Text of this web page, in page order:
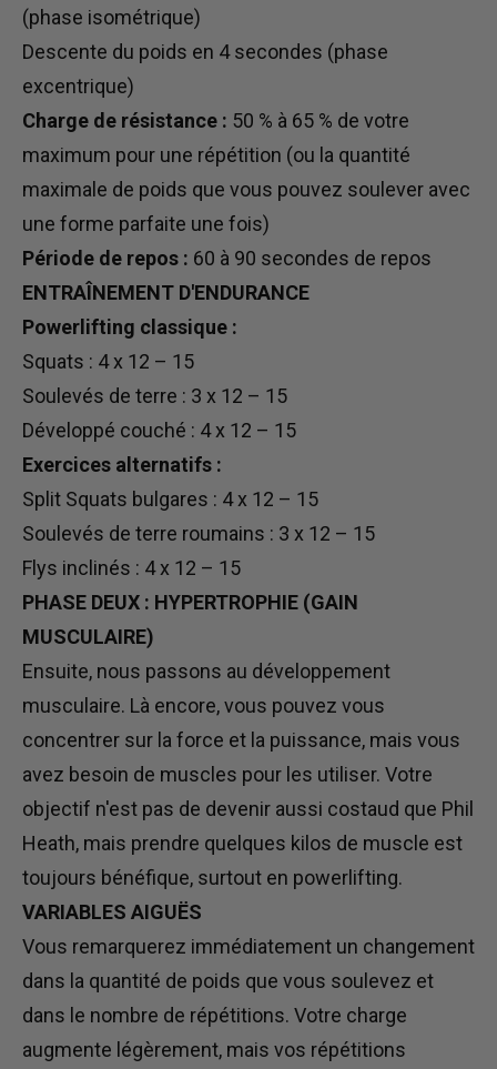
(phase isométrique)
Descente du poids en 4 secondes (phase
excentrique)
Charge de résistance : 50 % à 65 % de votre
maximum pour une répétition (ou la quantité
maximale de poids que vous pouvez soulever avec
une forme parfaite une fois)
Période de repos : 60 à 90 secondes de repos
ENTRAÎNEMENT D'ENDURANCE
Powerlifting classique :
Squats : 4 x 12 – 15
Soulevés de terre : 3 x 12 – 15
Développé couché : 4 x 12 – 15
Exercices alternatifs :
Split Squats bulgares : 4 x 12 – 15
Soulevés de terre roumains : 3 x 12 – 15
Flys inclinés : 4 x 12 – 15
PHASE DEUX : HYPERTROPHIE (GAIN
MUSCULAIRE)
Ensuite, nous passons au développement
musculaire. Là encore, vous pouvez vous
concentrer sur la force et la puissance, mais vous
avez besoin de muscles pour les utiliser. Votre
objectif n'est pas de devenir aussi costaud que Phil
Heath, mais prendre quelques kilos de muscle est
toujours bénéfique, surtout en powerlifting.
VARIABLES AIGUËS
Vous remarquerez immédiatement un changement
dans la quantité de poids que vous soulevez et
dans le nombre de répétitions. Votre charge
augmente légèrement, mais vos répétitions